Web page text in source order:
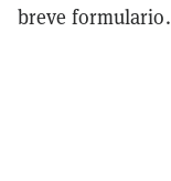
breve formulario.